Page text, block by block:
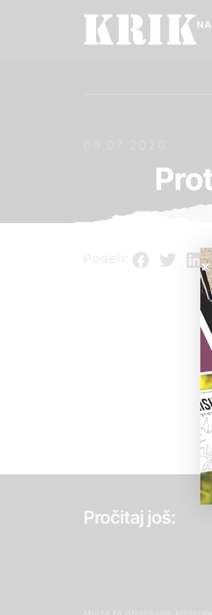
09.07.2020.
Podeli:
Pročitaj još:
Mreža za istraživanje